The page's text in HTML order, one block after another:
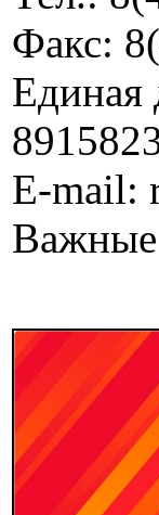
Факс:
Единая
E-mail: